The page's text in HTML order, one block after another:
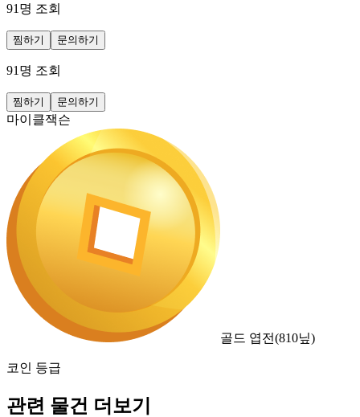
91 명 조회
찜하기 문의하기
91 명 조회
찜하기 문의하기
마이클잭슨
골드 엽전(810닢)
코인 등급
관련 물건 더보기